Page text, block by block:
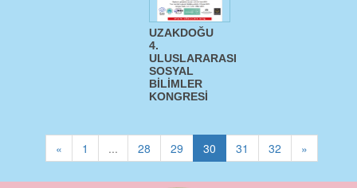
UZAKDOĞU
4.
ULUSLARARASI
SOSYAL
BİLİMLER
KONGRESİ
« 1 ... 28 29 30 31 32 »